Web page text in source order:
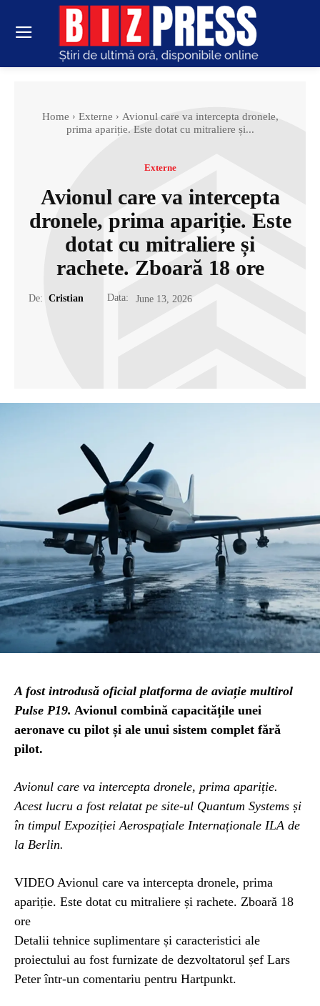
Home Externe
Avionul care va intercepta dronele,
prima apariție. Este dotat cu mitraliere și...
Externe
Avionul care va intercepta
dronele, prima apariție. Este
dotat cu mitraliere și
rachete. Zboară 18 ore
De: Cristian Data: June 13, 2026
A fost introdusă oficial platforma de aviație multirol
Pulse P19. Avionul combină capacitățile unei
aeronave cu pilot și ale unui sistem complet fără
pilot.
Avionul care va intercepta dronele, prima apariție.
Acest lucru a fost relatat pe site-ul Quantum Systems și
în timpul Expoziției Aerospațiale Internaționale ILA de
la Berlin.
VIDEO Avionul care va intercepta dronele, prima
apariție. Este dotat cu mitraliere și rachete. Zboară 18
ore
Detalii tehnice suplimentare și caracteristici ale
proiectului au fost furnizate de dezvoltatorul șef Lars
Peter într-un comentariu pentru Hartpunkt.